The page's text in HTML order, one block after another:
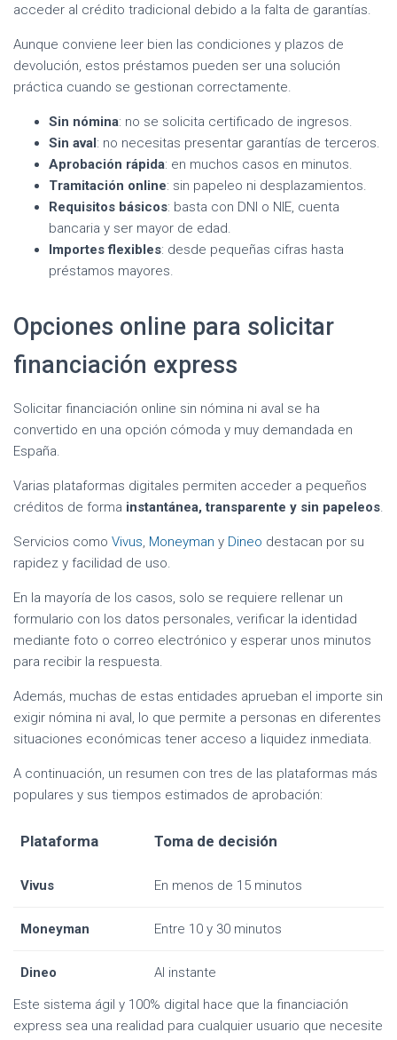
acceder al crédito tradicional debido a la falta de garantías.
Aunque conviene leer bien las condiciones y plazos de
devolución, estos préstamos pueden ser una solución
práctica cuando se gestionan correctamente.
Sin nómina: no se solicita certificado de ingresos.
Sin aval: no necesitas presentar garantías de terceros.
Aprobación rápida: en muchos casos en minutos.
Tramitación online: sin papeleo ni desplazamientos.
Requisitos básicos: basta con DNI o NIE, cuenta
bancaria y ser mayor de edad.
Importes flexibles: desde pequeñas cifras hasta
préstamos mayores.
Opciones online para solicitar
financiación express
Solicitar financiación online sin nómina ni aval se ha
convertido en una opción cómoda y muy demandada en
España.
Varias plataformas digitales permiten acceder a pequeños
créditos de forma instantánea, transparente y sin papeleos.
Servicios como Vivus, Moneyman y Dineo destacan por su
rapidez y facilidad de uso.
En la mayoría de los casos, solo se requiere rellenar un
formulario con los datos personales, verificar la identidad
mediante foto o correo electrónico y esperar unos minutos
para recibir la respuesta.
Además, muchas de estas entidades aprueban el importe sin
exigir nómina ni aval, lo que permite a personas en diferentes
situaciones económicas tener acceso a liquidez inmediata.
A continuación, un resumen con tres de las plataformas más
populares y sus tiempos estimados de aprobación:
Plataforma Toma de decisión
Vivus En menos de 15 minutos
Moneyman Entre 10 y 30 minutos
Dineo
Al instante
Este sistema ágil y 100% digital hace que la financiación
express sea una realidad para cualquier usuario que necesite